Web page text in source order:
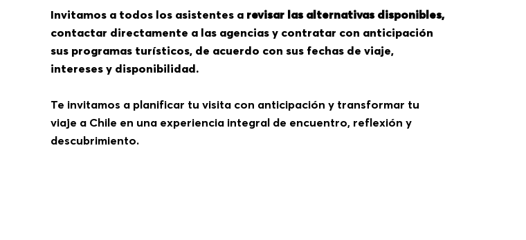
Invitamos a todos los asistentes a revisar las alternativas disponibles,
contactar directamente a las agencias y contratar con anticipación
sus programas turísticos, de acuerdo con sus fechas de viaje,
intereses y disponibilidad.
Te invitamos a planificar tu visita con anticipación y transformar tu
viaje a Chile en una experiencia integral de encuentro, reflexión y
descubrimiento.